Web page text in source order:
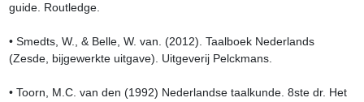
guide. Routledge.
• Smedts, W., & Belle, W. van. (2012). Taalboek Nederlands
(Zesde, bijgewerkte uitgave). Uitgeverij Pelckmans.
• Toorn, M.C. van den (1992) Nederlandse taalkunde. 8ste dr. Het